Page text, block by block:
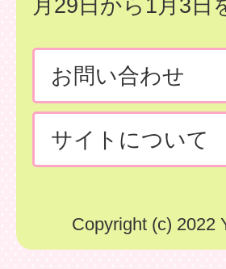
月29日から1月3日
お問い合わせ
サイトについて
Copyright (c) 2022